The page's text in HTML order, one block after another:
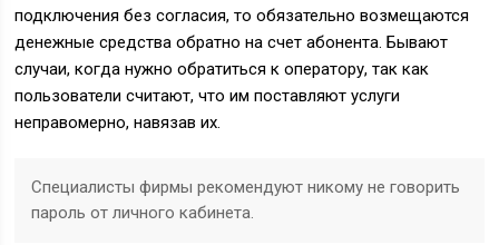
подключения без согласия, то обязательно возмещаются
денежные средства обратно на счет абонента. Бывают
случаи, когда нужно обратиться к оператору, так как
пользователи считают, что им поставляют услуги
неправомерно, навязав их.
Специалисты фирмы рекомендуют никому не говорить
пароль от личного кабинета.